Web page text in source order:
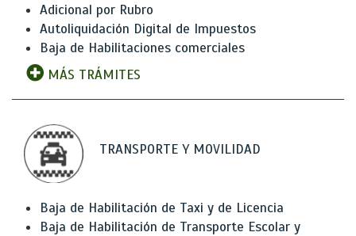
Adicional por Rubro
Autoliquidación Digital de Impuestos
Baja de Habilitaciones comerciales
MÁS TRÁMITES
TRANSPORTE Y MOVILIDAD
Baja de Habilitación de Taxi y de Licencia
Baja de Habilitación de Transporte Escolar y